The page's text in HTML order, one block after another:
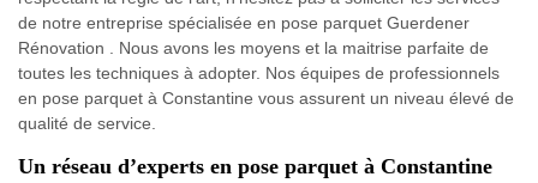
de notre entreprise spécialisée en pose parquet Guerdener
Rénovation . Nous avons les moyens et la maitrise parfaite de
toutes les techniques à adopter. Nos équipes de professionnels
en pose parquet à Constantine vous assurent un niveau élevé de
qualité de service.
Un réseau d’experts en pose parquet à Constantine